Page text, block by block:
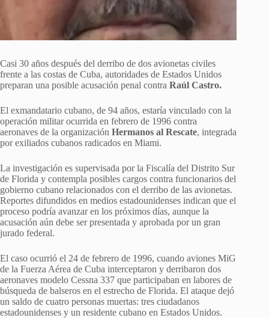
Casi 30 años después del derribo de dos avionetas civiles
frente a las costas de Cuba, autoridades de Estados Unidos
preparan una posible acusación penal contra Raúl Castro.
El exmandatario cubano, de 94 años, estaría vinculado con la
operación militar ocurrida en febrero de 1996 contra
aeronaves de la organización Hermanos al Rescate, integrada
por exiliados cubanos radicados en Miami.
La investigación es supervisada por la Fiscalía del Distrito Sur
de Florida y contempla posibles cargos contra funcionarios del
gobierno cubano relacionados con el derribo de las avionetas.
Reportes difundidos en medios estadounidenses indican que el
proceso podría avanzar en los próximos días, aunque la
acusación aún debe ser presentada y aprobada por un gran
jurado federal.
El caso ocurrió el 24 de febrero de 1996, cuando aviones MiG
de la Fuerza Aérea de Cuba interceptaron y derribaron dos
aeronaves modelo Cessna 337 que participaban en labores de
búsqueda de balseros en el estrecho de Florida. El ataque dejó
un saldo de cuatro personas muertas: tres ciudadanos
estadounidenses y un residente cubano en Estados Unidos.